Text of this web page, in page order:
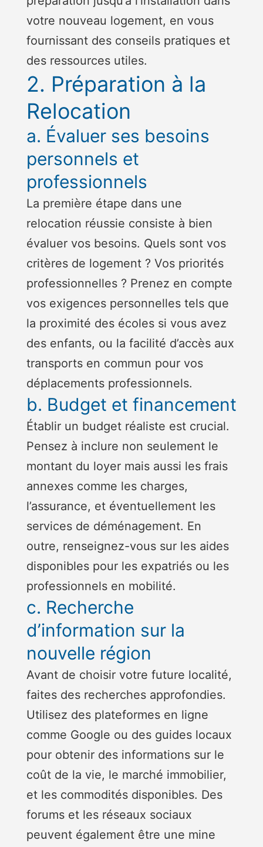
votre nouveau logement, en vous
fournissant des conseils pratiques et
des ressources utiles.
2. Préparation à la
Relocation
a. Évaluer ses besoins
personnels et
professionnels
La première étape dans une
relocation réussie consiste à bien
évaluer vos besoins. Quels sont vos
critères de logement ? Vos priorités
professionnelles ? Prenez en compte
vos exigences personnelles tels que
la proximité des écoles si vous avez
des enfants, ou la facilité d’accès aux
transports en commun pour vos
déplacements professionnels.
b. Budget et financement
Établir un budget réaliste est crucial.
Pensez à inclure non seulement le
montant du loyer mais aussi les frais
annexes comme les charges,
l’assurance, et éventuellement les
services de déménagement. En
outre, renseignez-vous sur les aides
disponibles pour les expatriés ou les
professionnels en mobilité.
c. Recherche
d’information sur la
nouvelle région
Avant de choisir votre future localité,
faites des recherches approfondies.
Utilisez des plateformes en ligne
comme Google ou des guides locaux
pour obtenir des informations sur le
coût de la vie, le marché immobilier,
et les commodités disponibles. Des
forums et les réseaux sociaux
peuvent également être une mine